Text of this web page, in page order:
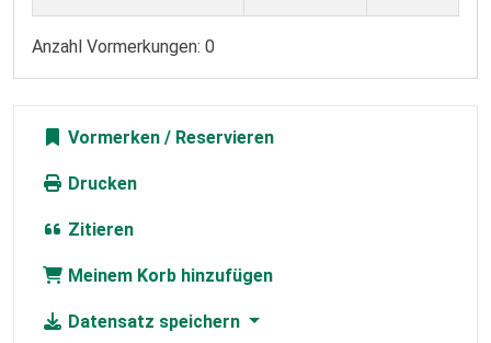
Anzahl Vormerkungen: 0
Vormerken
Drucken
Zitieren
Meinem Korb hinzufügen
Datensatz speichern